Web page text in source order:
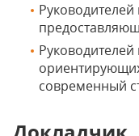
современный